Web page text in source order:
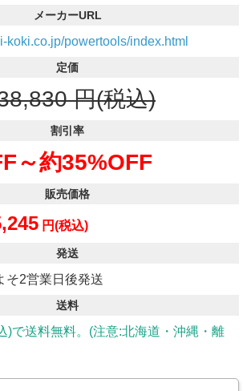
メーカーURL
koki.co.jp/powertools/index.html
定価
円(税込)
割引率
～約35%OFF
販売価格
円(税込)
発送
そ2営業日後発送
送料
)で送料無料。(注意:北海道・沖縄・離